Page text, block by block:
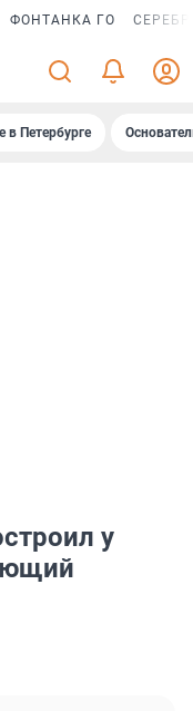
ФОНТАНКА ГО
в Петербурге
у